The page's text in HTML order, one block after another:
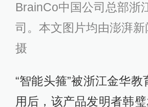
BrainCo中国公司总部浙
司。本文图片均由澎湃
摄
“智能头箍”被浙江金华教
用后，该产品发明者韩